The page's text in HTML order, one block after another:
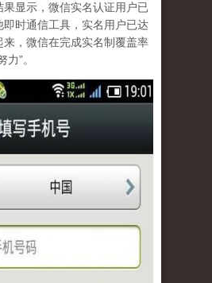
果显示，微信实名认证用户已
时通信工具，实名用户已达
来，微信在完成实名制覆盖率
”。